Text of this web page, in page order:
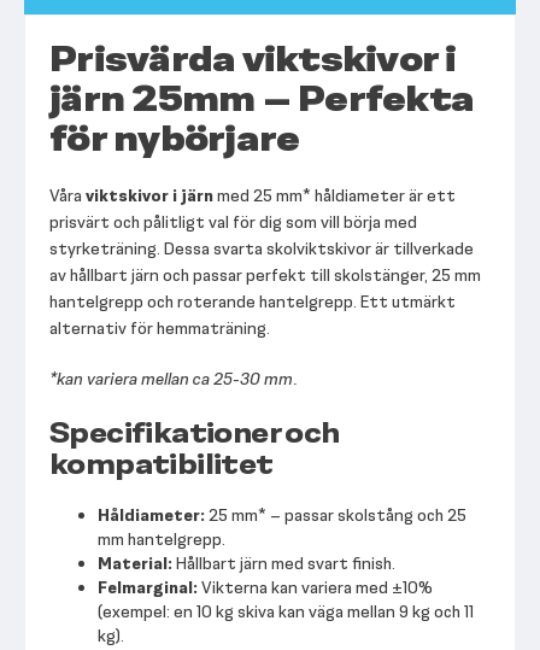
Prisvärda viktskivor i
järn 25mm – Perfekta
för nybörjare
Våra viktskivor i järnmed 25 mm* håldiameter är ett
prisvärt och pålitligt val för dig som vill börja med
styrketräning. Dessa svarta skolviktskivor är tillverkade
av hållbart järn och passar perfekt till skolstänger, 25 mm
hantelgrepp och roterande hantelgrepp. Ett utmärkt
alternativ för hemmaträning.
*kan variera mellan ca 25-30 mm.
Specifikationer och
kompatibilitet
Håldiameter: 25 mm* – passar skolstång och 25
mm hantelgrepp.
Material: Hållbart järn med svart finish.
Felmarginal: Vikterna kan variera med ±10%
(exempel: en 10 kg skiva kan väga mellan 9 kg och 11
kg).